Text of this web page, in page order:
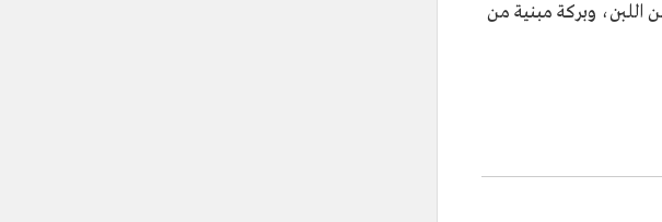
اللبن، وبركة مبنية من